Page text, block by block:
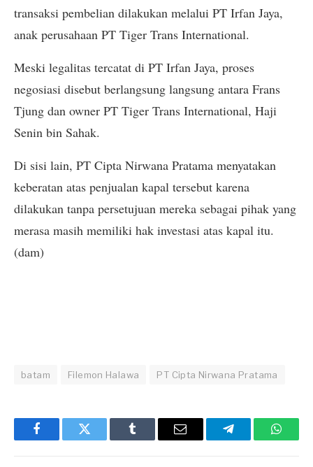
transaksi pembelian dilakukan melalui PT Irfan Jaya,
anak perusahaan PT Tiger Trans International.
Meski legalitas tercatat di PT Irfan Jaya, proses
negosiasi disebut berlangsung langsung antara Frans
Tjung dan owner PT Tiger Trans International, Haji
Senin bin Sahak.
Di sisi lain, PT Cipta Nirwana Pratama menyatakan
keberatan atas penjualan kapal tersebut karena
dilakukan tanpa persetujuan mereka sebagai pihak yang
merasa masih memiliki hak investasi atas kapal itu.
(dam)
batam Filemon Halawa PT Cipta Nirwana Pratama
FacebookTwitter Tumblr Email Telegram